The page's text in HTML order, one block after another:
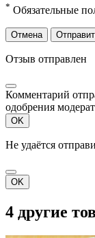
* Обязательные
Отмена
Отзыв отправлен
Комментарий
одобрения
OK
Не удаётся
OK
4 другие